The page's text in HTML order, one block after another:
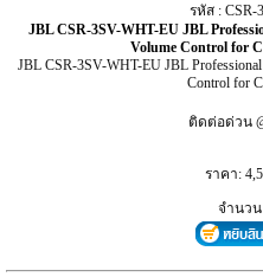
รหัส : CSR-
JBL CSR-3SV-WHT-EU JBL
Volume Control for
JBL CSR-3SV-WHT-EU JBL
Control for
ติดต่อด่วน
ราคา:
จำนวน